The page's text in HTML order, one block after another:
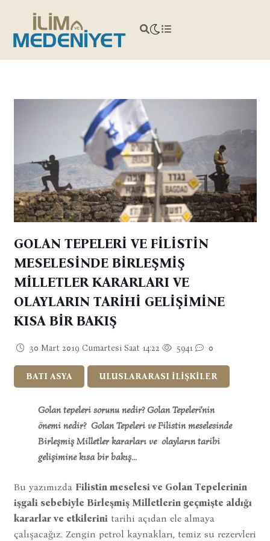
GOLAN TEPELERİ VE FİLİSTİN
MESELESİNDE BİRLEŞMİŞ
MİLLETLER KARARLARI VE
OLAYLARIN TARİHİ GELİŞİMİNE
KISA BİR BAKIŞ
30 Mart 2019 Cumartesi Saat 14:22 5941 0
BATI ASYA ULUSLARARASI İLİŞKİLER
Golan tepeleri sorunu nedir? Golan Tepeleri'nin
önemi nedir? Golan Tepeleri ve Filistin meselesinde
Birleşmiş Milletler kararları ve olayların tarihi
gelişimine kısa bir bakış...
Bu yazımızda Filistin meselesi ve Golan Tepelerinin
işgali sebebiyle Birleşmiş Milletlerin geçmişte aldığı
kararlar ve etkilerini tarihi açıdan ele almaya
çalışacağız. Zengin petrol kaynakları, temiz su rezervleri